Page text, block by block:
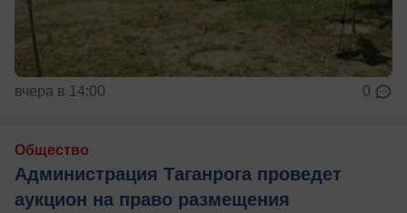
вчера в 14:00 0
Общество
Администрация Таганрога проведет
аукцион на право размещения